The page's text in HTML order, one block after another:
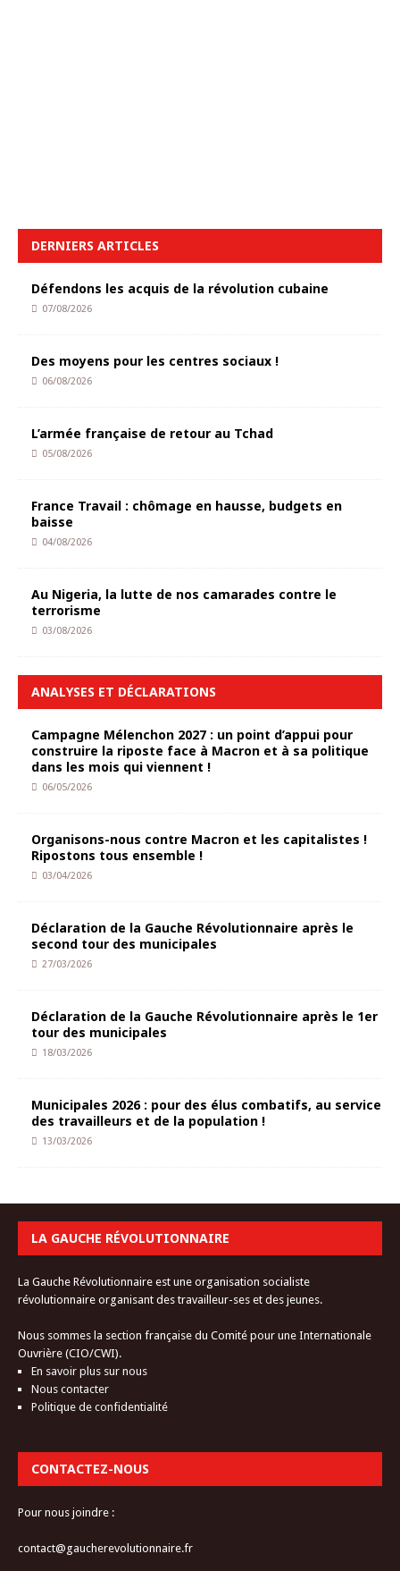
DERNIERS ARTICLES
Défendons les acquis de la révolution cubaine
07/08/2026
Des moyens pour les centres sociaux !
06/08/2026
L’armée française de retour au Tchad
05/08/2026
France Travail : chômage en hausse, budgets en
baisse
04/08/2026
Au Nigeria, la lutte de nos camarades contre le
terrorisme
03/08/2026
ANALYSES ET DÉCLARATIONS
Campagne Mélenchon 2027 : un point d’appui pour
construire la riposte face à Macron et à sa politique
dans les mois qui viennent !
06/05/2026
Organisons-nous contre Macron et les capitalistes !
Ripostons tous ensemble !
03/04/2026
Déclaration de la Gauche Révolutionnaire après le
second tour des municipales
27/03/2026
Déclaration de la Gauche Révolutionnaire après le 1er
tour des municipales
18/03/2026
Municipales 2026 : pour des élus combatifs, au service
des travailleurs et de la population !
13/03/2026
LA GAUCHE RÉVOLUTIONNAIRE
La Gauche Révolutionnaire est une organisation socialiste
révolutionnaire organisant des travailleur-ses et des jeunes.
Nous sommes la section française du Comité pour une Internationale
Ouvrière (CIO/CWI).
En savoir plus sur nous
Nous contacter
Politique de confidentialité
CONTACTEZ-NOUS
Pour nous joindre :
contact@gaucherevolutionnaire.fr